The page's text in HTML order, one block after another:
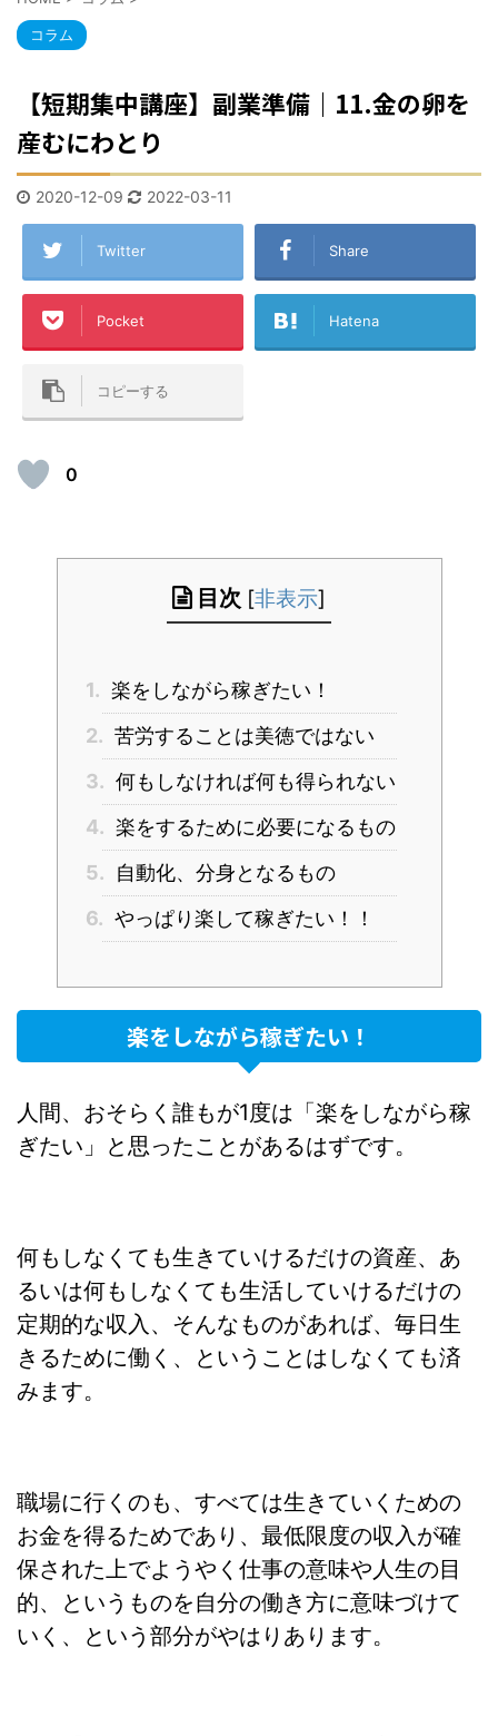
コラム
【短期集中講座】副業準備｜11.金の卵を
産むにわとり
2020-12-09 2022-03-11
Twitter Share
Pocket Hatena
コピーする
0
目次 [非表示]
1. 楽をしながら稼ぎたい！
2. 苦労することは美徳ではない
3. 何もしなければ何も得られない
4. 楽をするために必要になるもの
5.
自動化、分身となるもの
6. やっぱり楽して稼ぎたい！！
楽をしながら稼ぎたい！
人間、おそらく誰もが1度は「楽をしながら稼
ぎたい」と思ったことがあるはずです。
何もしなくても生きていけるだけの資産、あ
るいは何もしなくても生活していけるだけの
定期的な収入、そんなものがあれば、毎日生
きるために働く、ということはしなくても済
みます。
職場に行くのも、すべては生きていくための
お金を得るためであり、最低限度の収入が確
保された上でようやく仕事の意味や人生の目
的、というものを自分の働き方に意味づけて
いく、という部分がやはりあります。